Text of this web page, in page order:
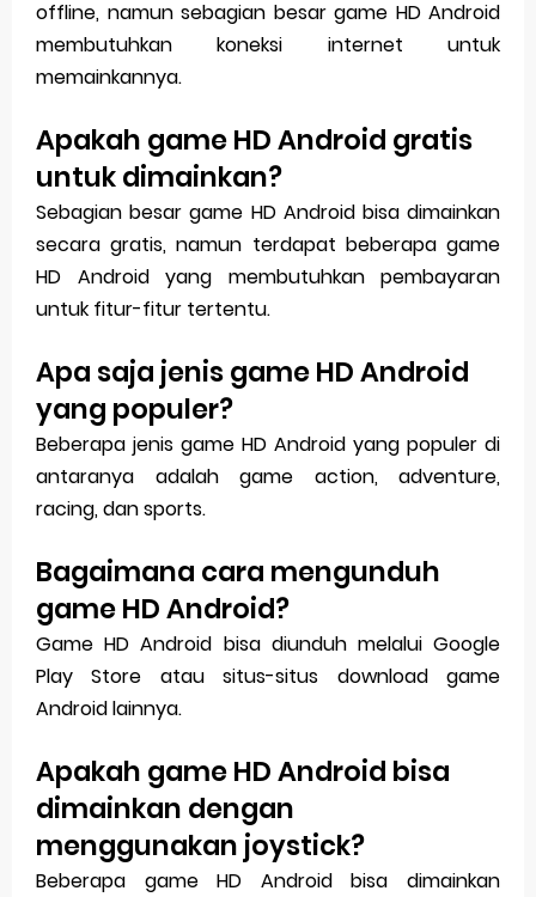
offline, namun sebagian besar game HD Android
membutuhkan koneksi internet untuk
memainkannya.
Apakah game HD Android gratis
untuk dimainkan?
Sebagian besar game HD Android bisa dimainkan
secara gratis, namun terdapat beberapa game
HD Android yang membutuhkan pembayaran
untuk fitur-fitur tertentu.
Apa saja jenis game HD Android
yang populer?
Beberapa jenis game HD Android yang populer di
antaranya adalah game action, adventure,
racing, dan sports.
Bagaimana cara mengunduh
game HD Android?
Game HD Android bisa diunduh melalui Google
Play Store atau situs-situs download game
Android lainnya.
Apakah game HD Android bisa
dimainkan dengan
menggunakan joystick?
Beberapa game HD Android bisa dimainkan